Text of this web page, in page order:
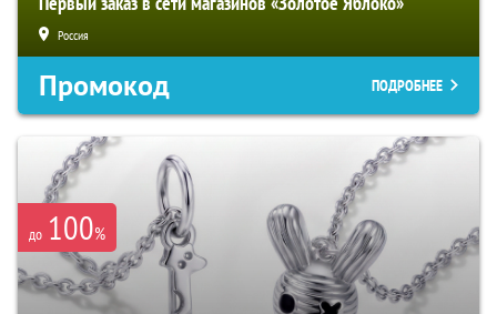
Россия
Промокод ПОДРОБНЕЕ
до 100%